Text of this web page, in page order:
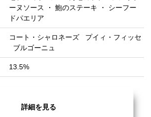
ーヌソース ・ 鮑のステーキ ・ シーフー
ドパエリア
コート・シャロネーズ
プイィ・フィッセ
ブルゴーニュ
13.5%
詳細を見る